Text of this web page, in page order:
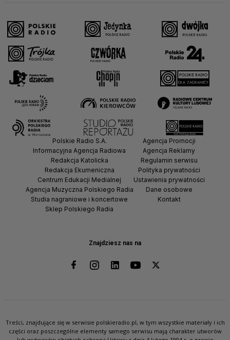
Znajdziesz nas na
Polskie Radio S.A.
Informacyjna Agencja Radiowa
Redakcja Katolicka
Redakcja Ekumeniczna
Centrum Edukacji Medialnej
Agencja Muzyczna Polskiego Radia
Studia nagraniowe i koncertowe
Sklep Polskiego Radia
Agencja Promocji
Agencja Reklamy
Regulamin serwisu
Polityka prywatności
Ustawienia prywatności
Dane osobowe
Kontakt
Treści, znajdujące się w serwisie polskieradio.pl, w tym wszystkie materiały i ich
części oraz poszczególne elementy samego serwisu mają charakter utworów